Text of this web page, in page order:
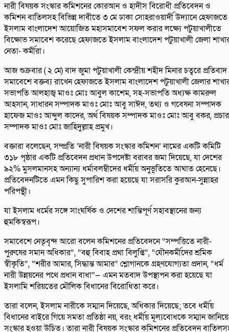
নারী বিষয়ক সংস্কার কমিশনের কোরআন ও হাদীস বিরোধী প্রতিবেদন ও
কমিশন বাতিলসহ বিভিন্ন দাবীতে ৩ মে ঢাকা সোহরাওয়ার্দী উদ্যানে হেফাজতে
ইসলাম বাংলাদেশ আয়োজিত মহাসমাবেশ সফল করার লক্ষ্যে পটুয়াখালীতে
বিক্ষোভ সমাবেশ করেছে হেফাজতে ইসলাম বাংলাদেশ পটুয়াখালী জেলা
নেতা- কর্মীরা।
আজ শুক্রবার ( ২ মে) বাদ জুমা পটুয়াখালী কেন্দ্রীয় শহীদ মিনার চত্বরে প্রতিবাদ
সমাবেশে বক্তব্য রাখেন হেফাজতে ইসলাম বাংলাদেশ পটুয়াখালী জেলার
সভাপতি আলহাজ্ব মাওঃ মোঃ আবুল কাশেম, সহ-সভাপতি অধ্যক্ষ কামরুল
আহসান, সাধারন সম্পাদক মাওঃ মোঃ আবু সাঈদ, তথ্য ও গবেষনা সম্পাদক
হাফেজ মাওঃ আব্দুল কাদের, অর্থ বিষয়ক সম্পাদক মাওঃ মোঃ আবু বকর, প্রচার
সম্পাদক মাওঃ মোঃ জাহিদুল্লাহ প্রমুখ।
বক্তারা বলেছেন, সম্প্রতি ‘নারী বিষয়ক সংস্কার কমিশন’ নামের একটি কমিটি
৩১৮ পৃষ্ঠার একটি প্রতিবেদন প্রধান উপদেষ্টা বরাবর জমা দিয়েছে, যা দেশের
৯২% মুসলমানসহ অন্যান্য ধর্মাবলম্বীদের ধর্মীয় অনুভূতিতে আঘাত হেনেছে।
প্রতিবেদনটিতে এমন কিছু সুপারিশ করা হয়েছে যা সরাসরি কুরআন-সুন্নাহর
পরিপন্থী।
যা ইসলাম ধর্মের সঙ্গে সাংঘর্ষিক ও দেশের শান্তিপূর্ণ সহাবস্থানের জন্য
হুমকিস্বরূপ।
সমাবেশে নেতৃবৃন্দ আরো বলেন কমিশনের প্রতিবেদনে “সম্পত্তিতে নারী-
পুরুষের সমান অধিকার”, “বহু বিবাহ প্রথা বিলুপ্তি”, “যৌনকর্মীদের শ্রমিক
স্বীকৃতি”, “শরীর আমার, সিদ্ধান্ত আমার” শ্লোগানকে গ্রহণযোগ্যতা প্রদান, “ধর্ম
নারী উন্নয়নের পথে প্রধান বাধা”— এমন মতবাদ উপস্থাপন করা হয়েছে যা
ইসলামি শরিয়তের মৌলিক বিধানের বিরোধিতা করে।
তারা বলেন, ইসলাম নারীকে সম্মান দিয়েছে, অধিকার দিয়েছে; তবে ধর্মীয়
বিধানের বাইরে গিয়ে সমতা প্রতিষ্ঠা নয়, বরং ধর্মীয় মূল্যবোধকে সম্মান জানিয়ে
সংস্কার হওয়া উচিত। তারা নারী বিষয়ক সংস্কার কমিশনের প্রতিবেদন